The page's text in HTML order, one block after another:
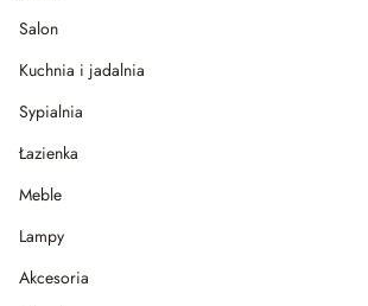
Salon
Kuchnia i jadalnia
Sypialnia
Łazienka
Meble
Lampy
Akcesoria